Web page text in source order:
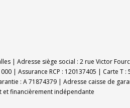
| Adresse siège social : 2 rue Victor
| Assurance RCP : 120137405 | Carte T :
: A 71874379 | Adresse caisse de
et financièrement indépendante